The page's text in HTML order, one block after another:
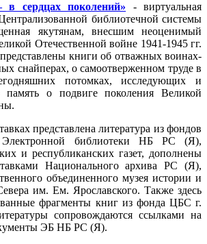
в сердцах поколений» - виртуальная
библиотечной системы
якутянам, внесшим неоценимый
Отечественной войне 1941-1945 гг.
книги об отважных воинах-
снайперах, о самоотверженном труде в
потомках, исследующих и
память о подвиге поколения Великой
представлена литература из фондов
библиотеки НБ РС (Я),
и республиканских газет, дополнены
Национального архива РС (Я),
объединенного музея истории и
им. Ем. Ярославского. Также здесь
фрагменты книг из фонда ЦБС г.
сопровождаются ссылками на
ЭБ НБ РС (Я).